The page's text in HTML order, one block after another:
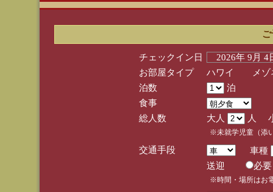
チェックイン日
2026年 9月
お部屋タイプ
ハワイ メゾネ
泊数
泊
食事
総人数
大人 人
※未就学児童（添
交通手段
車種
送迎
※時間・場所はお